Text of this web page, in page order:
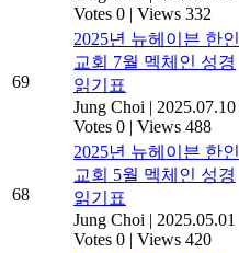
Votes 0 | Views 332
69
2025년 뉴헤이븐 한인
교회 7월 멕체인 성경
읽기표
Jung Choi | 2025.07.10
Votes 0 | Views 488
68
2025년 뉴헤이븐 한인
교회 5월 멕체인 성경
읽기표
Jung Choi | 2025.05.01
Votes 0 | Views 420